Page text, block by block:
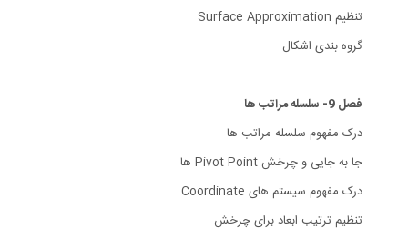
تنظیم Surface Approximation
گروه بندی اشکال
فصل 9- سلسله مراتب ها
درک مفهوم سلسله مراتب ها
جا به جایی و چرخش Pivot Point ها
درک مفهوم سیستم های Coordinate
تنظیم ترتیب ابعاد برای چرخش